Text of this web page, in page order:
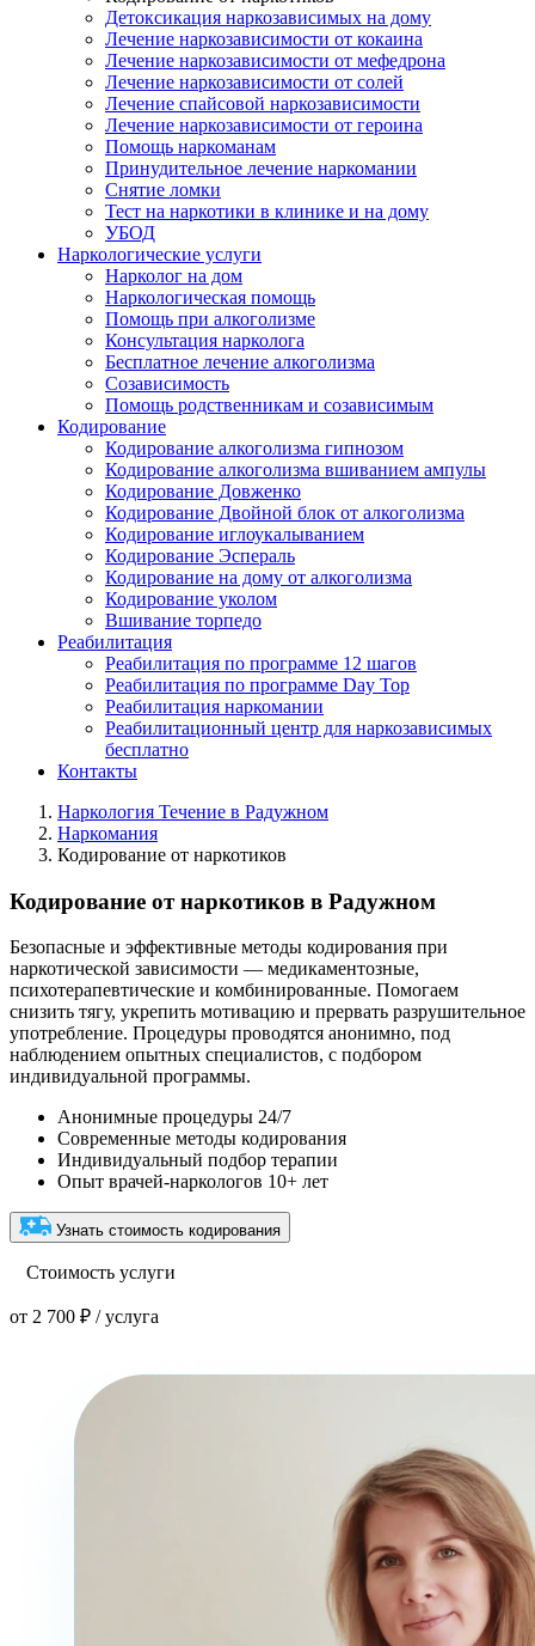
Детоксикация наркозависимых на дому
Лечение наркозависимости от кокаина
Лечение наркозависимости от мефедрона
Лечение наркозависимости от солей
Лечение спайсовой наркозависимости
Лечение наркозависимости от героина
Помощь наркоманам
Принудительное лечение наркомании
Снятие ломки
Тест на наркотики в клинике и на дому
УБОД
Наркологические услуги
Нарколог на дом
Наркологическая помощь
Помощь при алкоголизме
Консультация нарколога
Бесплатное лечение алкоголизма
Созависимость
Помощь родственникам и созависимым
Кодирование
Кодирование алкоголизма гипнозом
Кодирование алкоголизма вшиванием ампулы
Кодирование Довженко
Кодирование Двойной блок от алкоголизма
Кодирование иглоукалыванием
Кодирование Эспераль
Кодирование на дому от алкоголизма
Кодирование уколом
Вшивание торпедо
Реабилитация
Реабилитация по программе 12 шагов
Реабилитация по программе Day Top
Реабилитация наркомании
Реабилитационный центр для наркозависимых
бесплатно
Контакты
Наркология Течение в Радужном
Наркомания
Кодирование от наркотиков
Кодирование от наркотиков в Радужном
Безопасные и эффективные методы кодирования при
наркотической зависимости — медикаментозные,
психотерапевтические и комбинированные. Помогаем
снизить тягу, укрепить мотивацию и прервать разрушительное
употребление. Процедуры проводятся анонимно, под
наблюдением опытных специалистов, с подбором
индивидуальной программы.
Анонимные процедуры 24/7
Современные методы кодирования
Индивидуальный подбор терапии
Опыт врачей-наркологов 10+ лет
Узнать стоимость кодирования
Стоимость услуги
от 2 700 ₽ / услуга